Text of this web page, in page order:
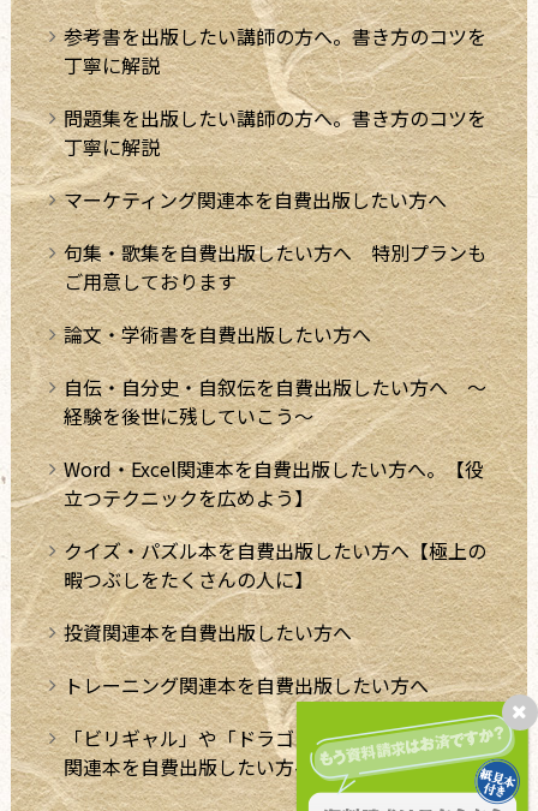
参考書を出版したい講師の方へ。書き方のコツを
丁寧に解説
問題集を出版したい講師の方へ。書き方のコツを
丁寧に解説
マーケティング関連本を自費出版したい方へ
句集・歌集を自費出版したい方へ 特別プランも
ご用意しております
論文・学術書を自費出版したい方へ
自伝・自分史・自叙伝を自費出版したい方へ ～
経験を後世に残していこう～
Word・Excel関連本を自費出版したい方へ。【役
立つテクニックを広めよう】
クイズ・パズル本を自費出版したい方へ【極上の
暇つぶしをたくさんの人に】
投資関連本を自費出版したい方へ
トレーニング関連本を自費出版したい方へ
「ビリギャル」や「ドラゴン桜」のような学習法
関連本を自費出版したい方へ